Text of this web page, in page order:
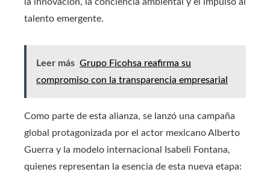
talento emergente.
Leer más Grupo Ficohsa reafirma su
compromiso con la transparencia empresarial
Como parte de esta alianza, se lanzó una campaña
global protagonizada por el actor mexicano Alberto
Guerra y la modelo internacional Isabeli Fontana,
quienes representan la esencia de esta nueva etapa: